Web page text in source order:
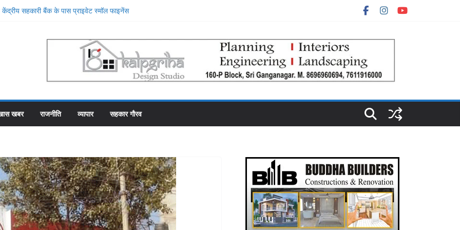
केंद्रीय सहकारी बैंक के पास प्राइवेट स्मॉल फाइनेंस
रहे सहकारी भंडार के पास कर्मचारियों को वेतन देने
काट रहे 31 कर्मचारी
में गड़बड़ी की एक और एजेंसी ने शुरू की जांच
महल में रोजगार उत्सव और मीडिया मैनेजमेंट
व्यवस्थापकों की मिलीभगत से फसल बीमा में
खबर राजनीति व्यापार सहकार गौरव